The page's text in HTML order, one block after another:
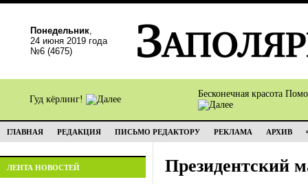
Понедельник,
24 июня 2019 года
№6 (4675)
Гуд кёрлинг!
Бесконечная красота
ГЛАВНАЯ РЕДАКЦИЯ ПИСЬМО РЕДАКТОРУ РЕКЛАМА АРХИВ
ЛЕНТА НОВОСТЕЙ Президентский